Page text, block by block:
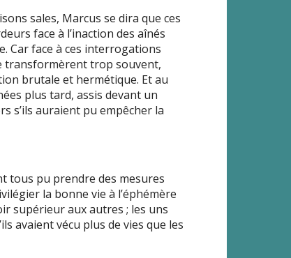
sales, Marcus se dira que ces
face à l’inaction des aînés
Car face à ces interrogations
transformèrent trop souvent,
brutale et hermétique. Et au
plus tard, assis devant un
s’ils auraient pu empêcher la
tous pu prendre des mesures
la bonne vie à l’éphémère
supérieur aux autres ; les uns
avaient vécu plus de vies que les